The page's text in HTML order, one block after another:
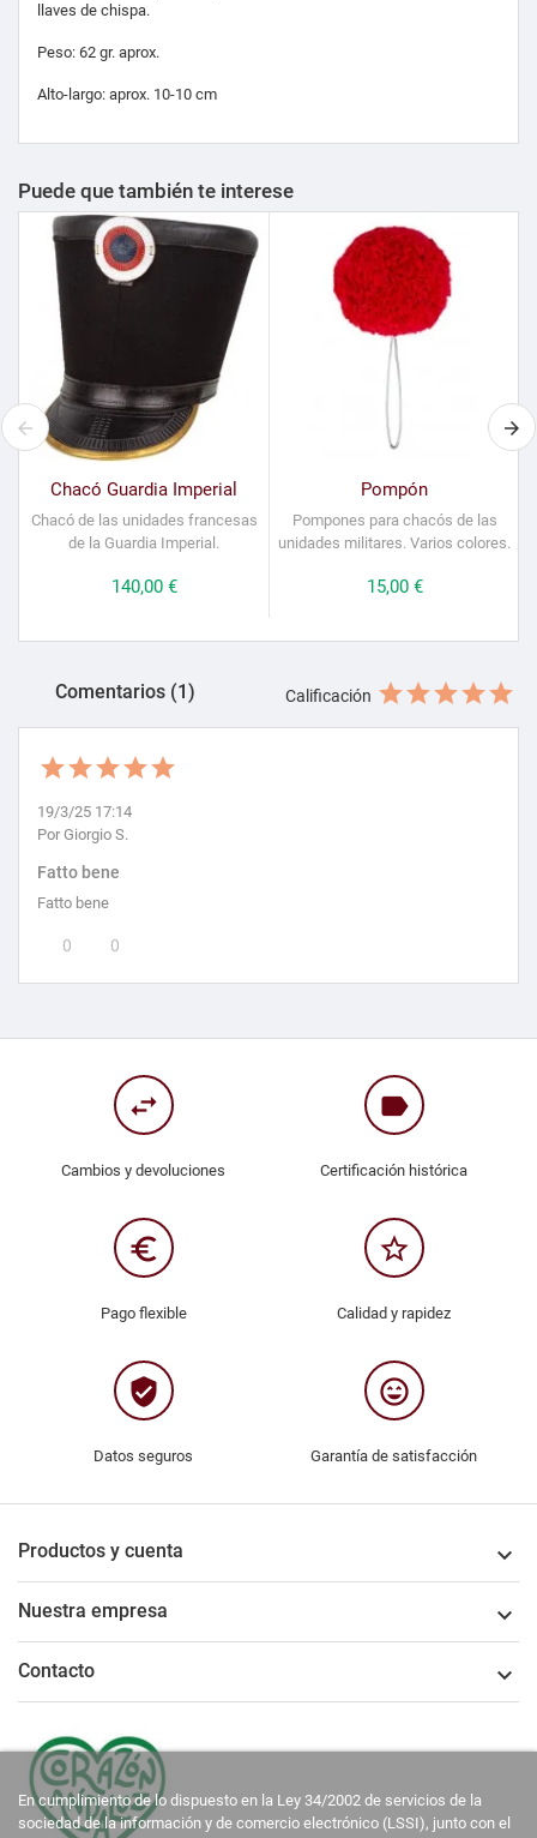
llaves de chispa.
Peso: 62 gr. aprox.
Alto-largo: aprox. 10-10 cm
Puede que también te interese
Chacó Guardia Imperial
Chacó de las unidades francesas
de la Guardia Imperial.
Precio
140,00 €
Pompón
Pompones para chacós de las
unidades militares. Varios colores.
Precio
15,00 €
Comentarios (1) Calificación
19/3/25 17:14
Por Giorgio S.
Fatto bene
Fatto bene
0 0
swap_horiz
Cambios y devoluciones
label
Certificación histórica
euro_symbol
Pago flexible
star_border
Calidad y rapidez
verified_user
Datos seguros
sentiment_very_satisfied
Garantía de satisfacción
Productos y cuenta 
Nuestra empresa 
Contacto 
En cumplimiento de lo dispuesto en la Ley 34/2002 de servicios de la
sociedad de la información y de comercio electrónico (LSSI), junto con el